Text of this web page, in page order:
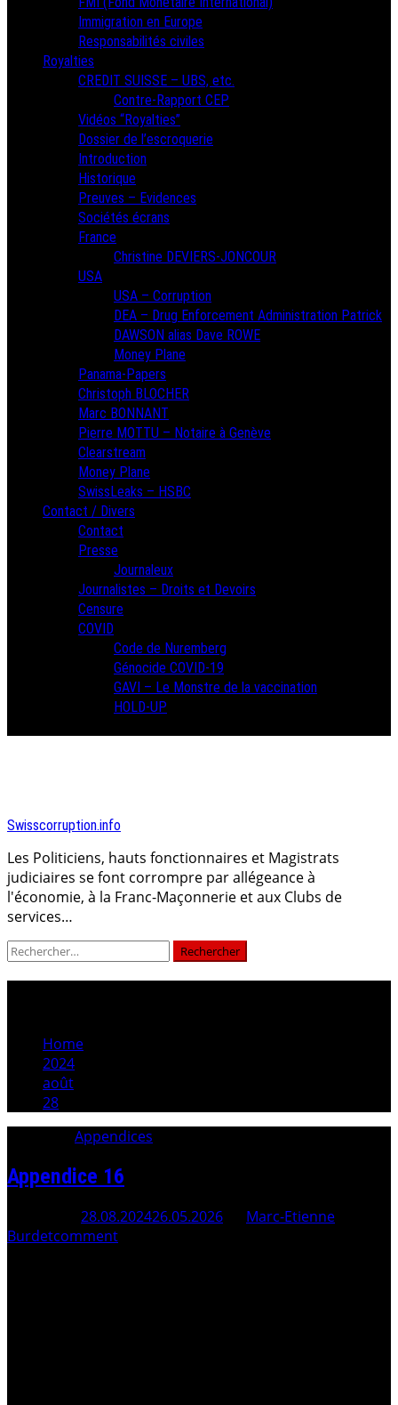
Immigration en Europe
Responsabilités civiles
Royalties
CREDIT SUISSE – UBS, etc.
Contre-Rapport CEP
Vidéos “Royalties”
Dossier de l’escroquerie
Introduction
Historique
Preuves – Evidences
Sociétés écrans
France
Christine DEVIERS-JONCOUR
USA
USA – Corruption
DEA – Drug Enforcement Administration Patrick
DAWSON alias Dave ROWE
Money Plane
Panama-Papers
Christoph BLOCHER
Marc BONNANT
Pierre MOTTU – Notaire à Genève
Clearstream
Money Plane
SwissLeaks – HSBC
Contact / Divers
Contact
Presse
Journaleux
Journalistes – Droits et Devoirs
Censure
COVID
Code de Nuremberg
Génocide COVID-19
GAVI – Le Monstre de la vaccination
HOLD-UP
Swisscorruption.info
Les Politiciens, hauts fonctionnaires et Magistrats
judiciaires se font corrompre par allégeance à
l'économie, à la Franc-Maçonnerie et aux Clubs de
services…
Rechercher :
Home
2024
août
28
Appendices
Appendice 16
28.08.202426.05.2026
Marc-Etienne
Burdetcomment